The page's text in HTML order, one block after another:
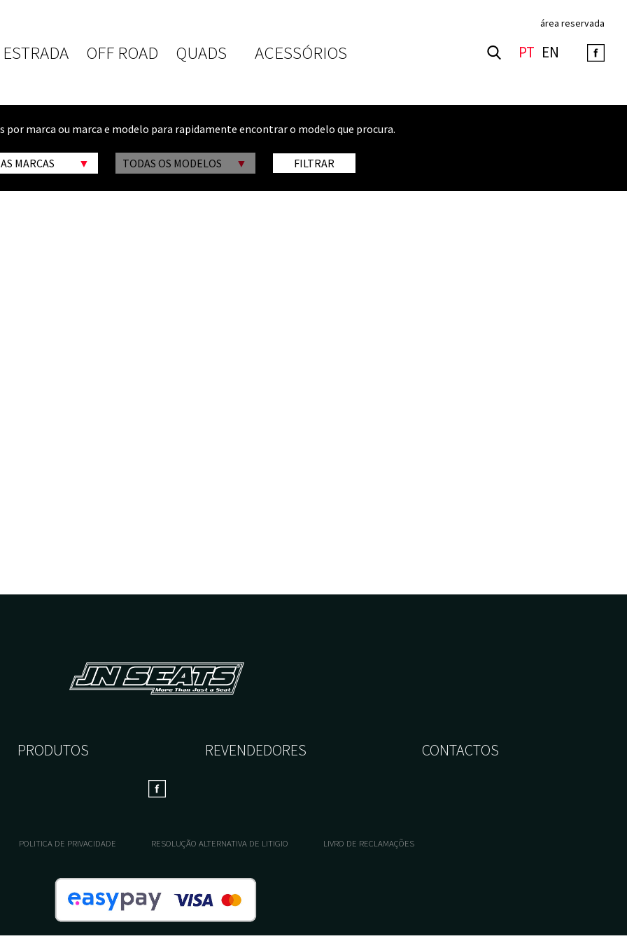
área reservada
PT EN
ESTRADA OFF ROAD QUADS ACESSÓRIOS
por marca ou marca e modelo para rapidamente encontrar o modelo que procura.
MARCAS TODAS OS MODELOS FILTRAR
PRODUTOS REVENDEDORES CONTACTOS
POLITICA DE PRIVACIDADE RESOLUÇÃO ALTERNATIVA DE LITIGIO LIVRO DE RECLAMAÇÕES